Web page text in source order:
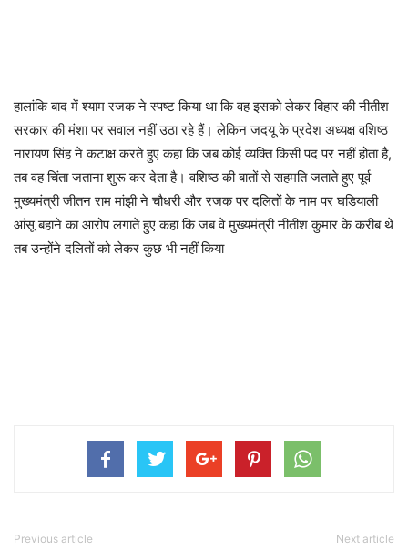
हालांकि बाद में श्याम रजक ने स्पष्ट किया था कि वह इसको लेकर बिहार की नीतीश
सरकार की मंशा पर सवाल नहीं उठा रहे हैं। लेकिन जदयू के प्रदेश अध्यक्ष वशिष्ठ
नारायण सिंह ने कटाक्ष करते हुए कहा कि जब कोई व्यक्ति किसी पद पर नहीं होता है,
तब वह चिंता जताना शुरू कर देता है। वशिष्ठ की बातों से सहमति जताते हुए पूर्व
मुख्यमंत्री जीतन राम मांझी ने चौधरी और रजक पर दलितों के नाम पर घडियाली
आंसू बहाने का आरोप लगाते हुए कहा कि जब वे मुख्यमंत्री नीतीश कुमार के करीब थे
तब उन्होंने दलितों को लेकर कुछ भी नहीं किया
Previous article Next article